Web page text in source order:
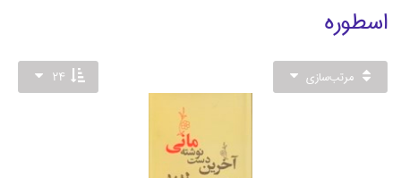
اسطوره
مرتب‌سازي